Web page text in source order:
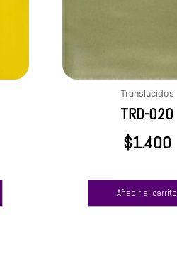
Translucidos
TRD-020
$1.400
Añadir al carrito